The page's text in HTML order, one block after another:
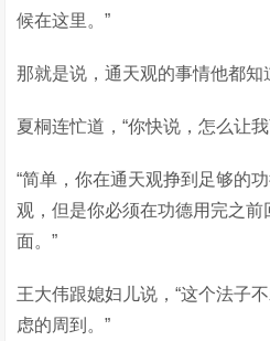
候在这里。”
那就是说，通天观的事情他都知
夏桐连忙道，“你快说，怎么让
“简单，你在通天观挣到足够的
观，但是你必须在功德用完之
面。”
王大伟跟媳妇儿说，“这个法子
虑的周到。”